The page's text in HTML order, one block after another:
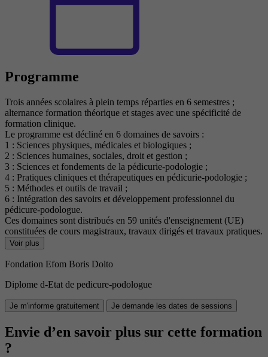
Programme
Trois années scolaires à plein temps réparties en 6 semestres ;
alternance formation théorique et stages avec une spécificité de
formation clinique.
Le programme est décliné en 6 domaines de savoirs :
1 : Sciences physiques, médicales et biologiques ;
2 : Sciences humaines, sociales, droit et gestion ;
3 : Sciences et fondements de la pédicurie-podologie ;
4 : Pratiques cliniques et thérapeutiques en pédicurie-podologie ;
5 : Méthodes et outils de travail ;
6 : Intégration des savoirs et développement professionnel du
pédicure-podologue.
Ces domaines sont distribués en 59 unités d'enseignement (UE)
constituées de cours magistraux, travaux dirigés et travaux pratiques.
Voir plus
Fondation Efom Boris Dolto
Diplome d-Etat de pedicure-podologue
Je m'informe gratuitement Je demande les dates de sessions
Envie d’en savoir plus sur cette formation
?